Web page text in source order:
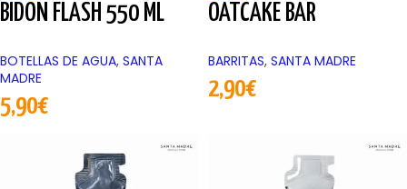
BIDON FLASH 550 ML
BOTELLAS DE AGUA, SANTA
MADRE
5,90€
OATCAKE BAR
BARRITAS, SANTA MADRE
2,90€